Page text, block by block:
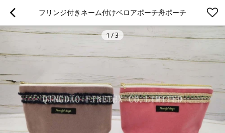
フリンジ付きネーム付けベロアポーチ舟ポーチ
1 /3